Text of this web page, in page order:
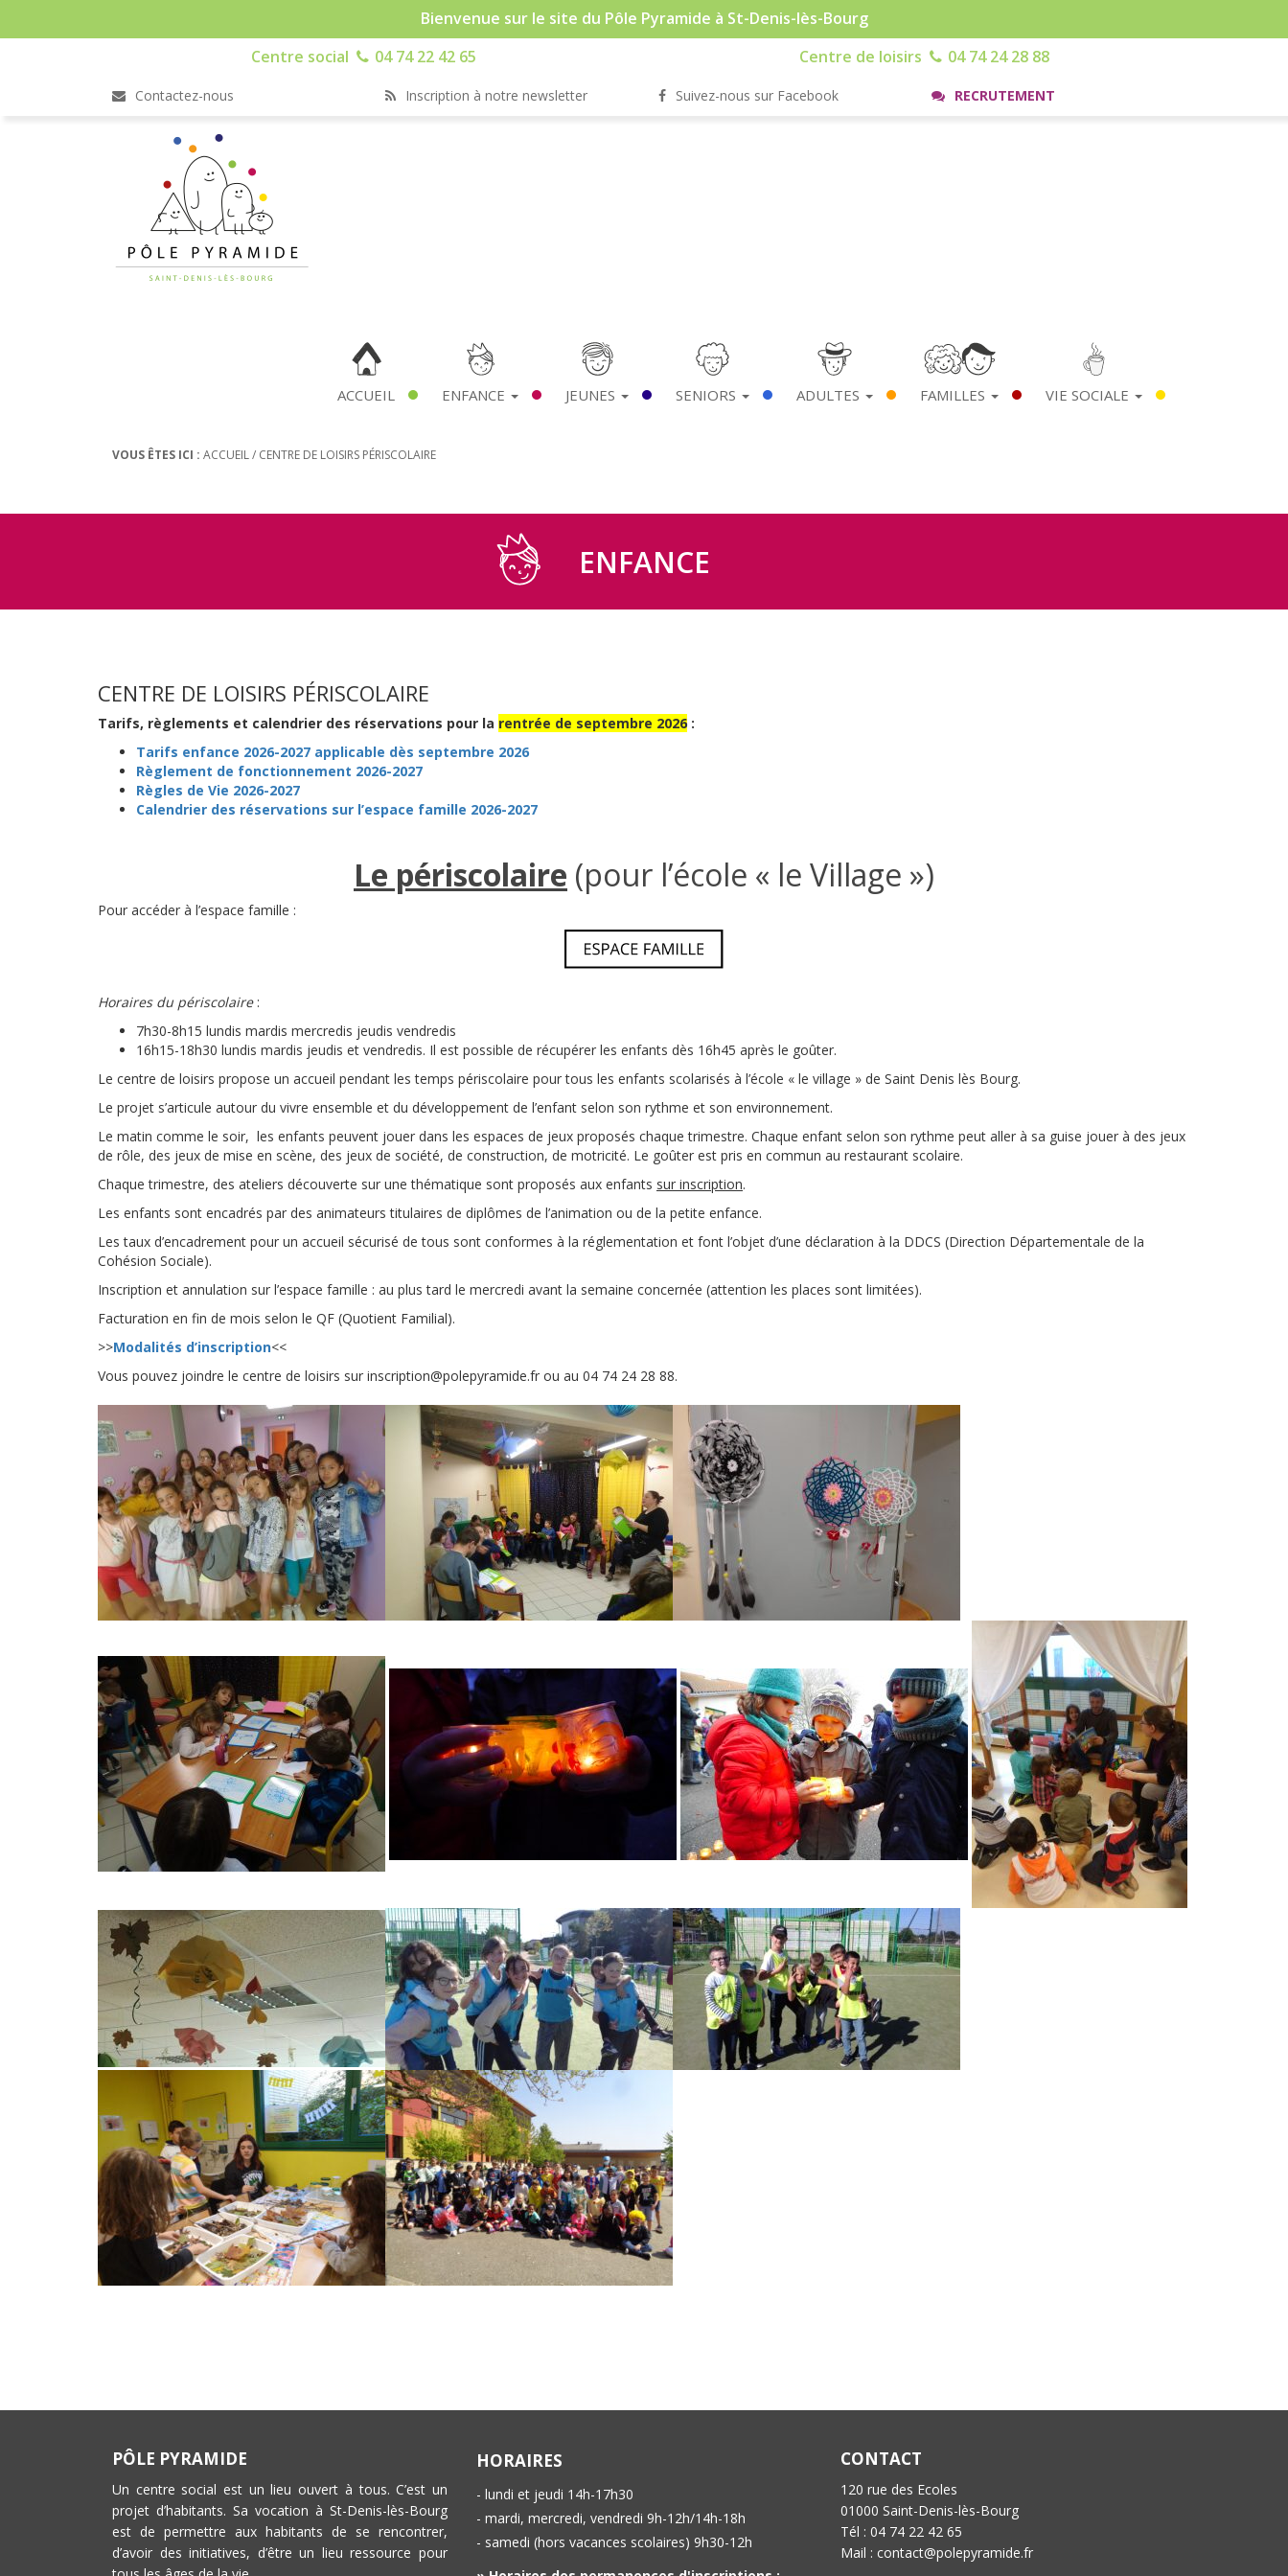
Bienvenue sur le site du Pôle Pyramide à St-Denis-lès-Bourg
Centre social
04 74 22 42 65 Centre de loisirs 04 74 24 28 88
Contactez-nous Inscription à notre newsletter Suivez-nous sur Facebook RECRUTEMENT
ACCUEIL ENFANCE JEUNES SENIORS ADULTES FAMILLES VIE SOCIALE
VOUS ÊTES ICI : ACCUEIL/ CENTRE DE LOISIRS PÉRISCOLAIRE
ENFANCE
CENTRE DE LOISIRS PÉRISCOLAIRE
Tarifs, règlements et calendrier des réservations pour la rentrée de septembre 2026 :
Tarifs enfance 2026-2027 applicable dès septembre 2026
Règlement de fonctionnement 2026-2027
Règles de Vie 2026-2027
Calendrier des réservations sur l’espace famille 2026-2027
Le périscolaire (pour l’école « le Village »)
Pour accéder à l’espace famille :
Horaires du périscolaire :
7h30-8h15 lundis mardis mercredis jeudis vendredis
16h15-18h30 lundis mardis jeudis et vendredis. Il est possible de récupérer les enfants dès 16h45 après le goûter.
Le centre de loisirs propose un accueil pendant les temps périscolaire pour tous les enfants scolarisés à l’école « le village » de Saint Denis lès Bourg.
Le projet s’articule autour du vivre ensemble et du développement de l’enfant selon son rythme et son environnement.
Le matin comme le soir, les enfants peuvent jouer dans les espaces de jeux proposés chaque trimestre. Chaque enfant selon son rythme peut aller à sa guise jouer à des jeux
de rôle, des jeux de mise en scène, des jeux de société, de construction, de motricité. Le goûter est pris en commun au restaurant scolaire.
Chaque trimestre, des ateliers découverte sur une thématique sont proposés aux enfants sur inscription.
Les enfants sont encadrés par des animateurs titulaires de diplômes de l’animation ou de la petite enfance.
Les taux d’encadrement pour un accueil sécurisé de tous sont conformes à la réglementation et font l’objet d’une déclaration à la DDCS (Direction Départementale de la
Cohésion Sociale).
Inscription et annulation sur l’espace famille : au plus tard le mercredi avant la semaine concernée (attention les places sont limitées).
Facturation en fin de mois selon le QF (Quotient Familial).
>>Modalités d’inscription<<
Vous pouvez joindre le centre de loisirs sur inscription@polepyramide.fr ou au 04 74 24 28 88.
PÔLE PYRAMIDE
Un centre social est un lieu ouvert à tous. C’est un
projet d’habitants. Sa vocation à St-Denis-lès-Bourg
est de permettre aux habitants de se rencontrer,
d’avoir des initiatives, d’être un lieu ressource pour
HORAIRES
- lundi et jeudi 14h-17h30
- mardi, mercredi, vendredi 9h-12h/14h-18h
- samedi (hors vacances scolaires) 9h30-12h
CONTACT
120 rue des Ecoles
01000 Saint-Denis-lès-Bourg
Tél : 04 74 22 42 65
Mail : contact@polepyramide.fr